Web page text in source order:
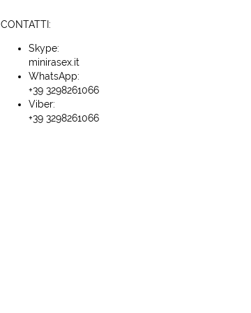
CONTATTI:
Skype:
minirasex.it
WhatsApp:
+39 3298261066
Viber:
+39 3298261066